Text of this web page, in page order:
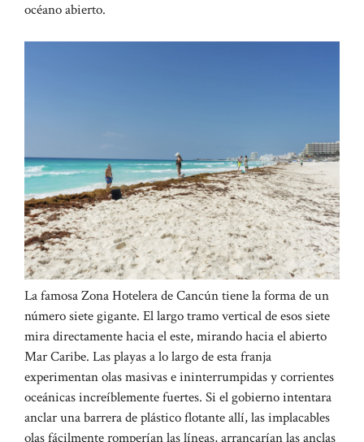
océano abierto.
La famosa Zona Hotelera de Cancún tiene la forma de un
número siete gigante. El largo tramo vertical de esos siete
mira directamente hacia el este, mirando hacia el abierto
Mar Caribe. Las playas a lo largo de esta franja
experimentan olas masivas e ininterrumpidas y corrientes
oceánicas increíblemente fuertes. Si el gobierno intentara
anclar una barrera de plástico flotante allí, las implacables
olas fácilmente romperían las líneas, arrancarían las anclas